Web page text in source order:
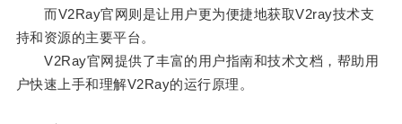
而V2Ray官网则是让用户更为便捷地获取V2ray技术支
持和资源的主要平台。
V2Ray官网提供了丰富的用户指南和技术文档，帮助用
户快速上手和理解V2Ray的运行原理。